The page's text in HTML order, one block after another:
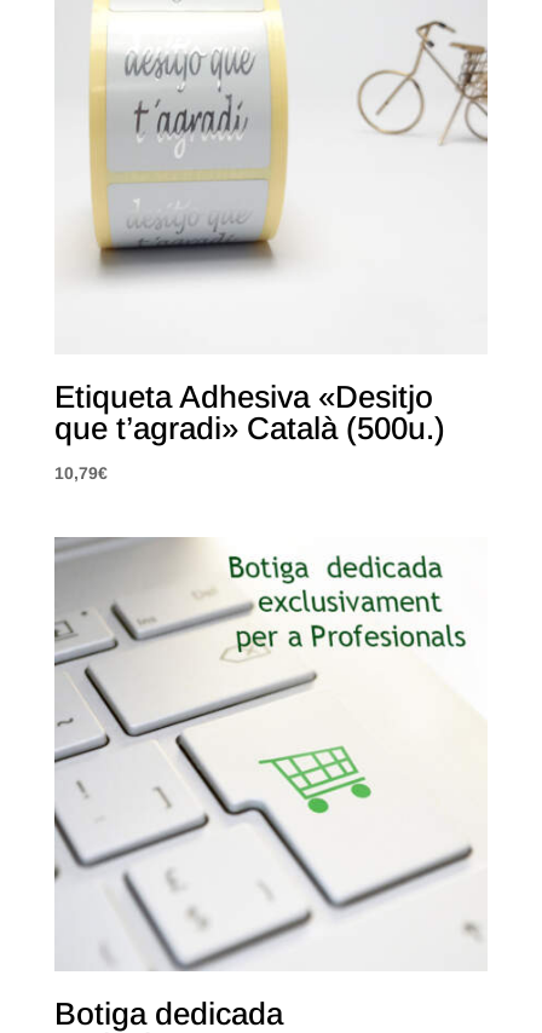
Etiqueta Adhesiva «Desitjo
que t’agradi» Català (500u.)
10,79€
Botiga dedicada